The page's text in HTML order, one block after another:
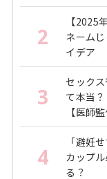
2
【2025
ネーム
イデア
3
セック
て本当
【医師監
4
「避妊
カップ
る？